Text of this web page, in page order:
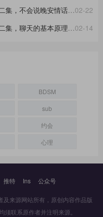
02-22
话的大直男看过来，建议收藏
02-14
基本原理，90%的人不知道
BDSM
sub
约会
心理
推特 Ins
公众号
及来源网站所有，原创内容作品版
联系原作者并注明来源。